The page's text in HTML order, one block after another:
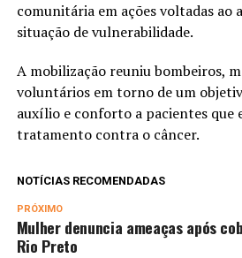
comunitária em ações voltadas ao
situação de vulnerabilidade.
A mobilização reuniu bombeiros,
voluntários em torno de um
auxílio e conforto a pacientes que
tratamento contra o câncer.
NOTÍCIAS RECOMENDADAS
PRÓXIMO
Mulher denuncia ameaças após
Rio Preto